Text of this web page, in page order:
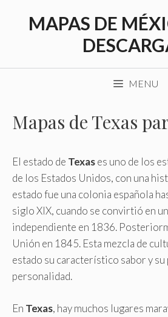
MAPAS DE
MENU
Mapas de Texas
El estado de Texases uno de los
de los Estados Unidos, con una
estado fue una colonia española
siglo XIX, cuando se convirtió en
independiente en 1836.
Unión en 1845. Esta mezcla de
estado su característico sabor y
personalidad.
En Texas, hay muchos lugares